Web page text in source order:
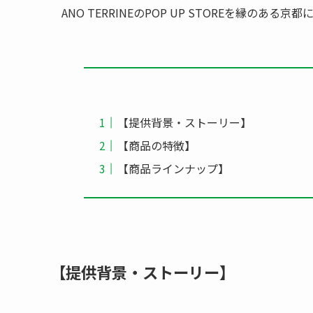
ANO TERRINEのPOP UP STOREを縁のある京都
【提供背景・ストーリー】
【商品の特徴】
【商品ラインナップ】
【提供背景・ストーリー】